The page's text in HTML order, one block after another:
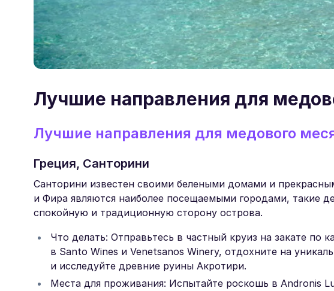
Лучшие направления для
Лучшие направления для медового
Греция, Санторини
Санторини известен своими белеными домами и
и Фира являются наиболее посещаемыми городами, такие
спокойную и традиционную сторону острова.
Что делать: Отправьтесь в частный круиз на закате по
в Santo Wines и Venetsanos Winery, отдохните на
и исследуйте древние руины Акротири.
Места для проживания: Испытайте роскошь в Andronis